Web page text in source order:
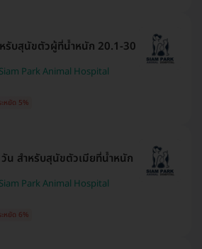
รับสุนัขตัวผู้ที่น้ำหนัก 20.1-30
Park Animal Hospital
ะหยัด 5%
น สำหรับสุนัขตัวเมียที่น้ำหนัก
Park Animal Hospital
ะหยัด 6%